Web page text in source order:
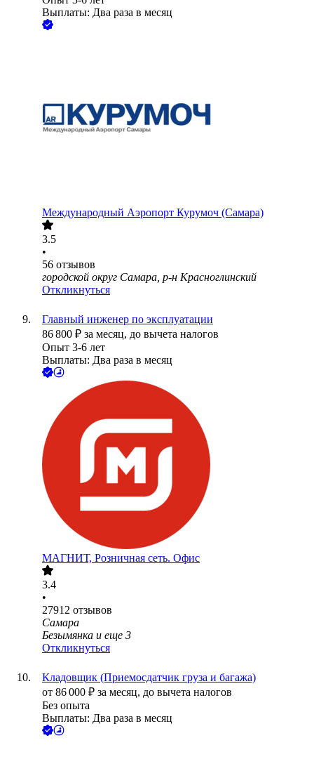
Выплаты: Два раза в месяц
Международный Аэропорт Курумоч (Самара)
3.5
•
56 отзывов
городской округ Самара, р-н Красноглинский
Откликнуться
Главный инженер по эксплуатации
86 800 ₽ за месяц, до вычета налогов
Опыт 3-6 лет
Выплаты: Два раза в месяц
МАГНИТ, Розничная сеть. Офис
3.4
•
27912 отзывов
Самара
Безымянка и еще 3
Откликнуться
Кладовщик (Приемосдатчик груза и багажа)
от 86 000 ₽ за месяц, до вычета налогов
Без опыта
Выплаты: Два раза в месяц